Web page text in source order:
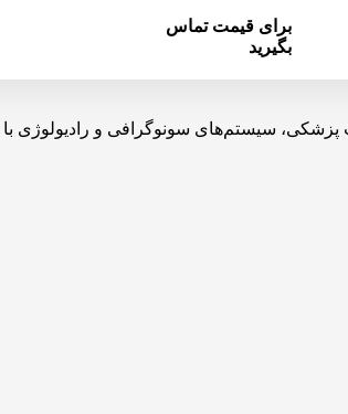
برای قیمت تماس
بگیرید
و توزیع تجهیزات پزشکی، سیستم‌های سونوگرافی و